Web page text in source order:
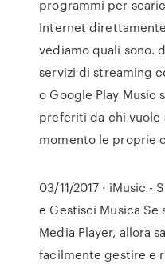
programmi per
Internet
vediamo quali sono.
servizi di streaming
o Google Play Music
preferiti da chi vuole
momento le proprie
03/11/2017 · iMusic -
e Gestisci Musica
Media Player, allora
facilmente gestire e